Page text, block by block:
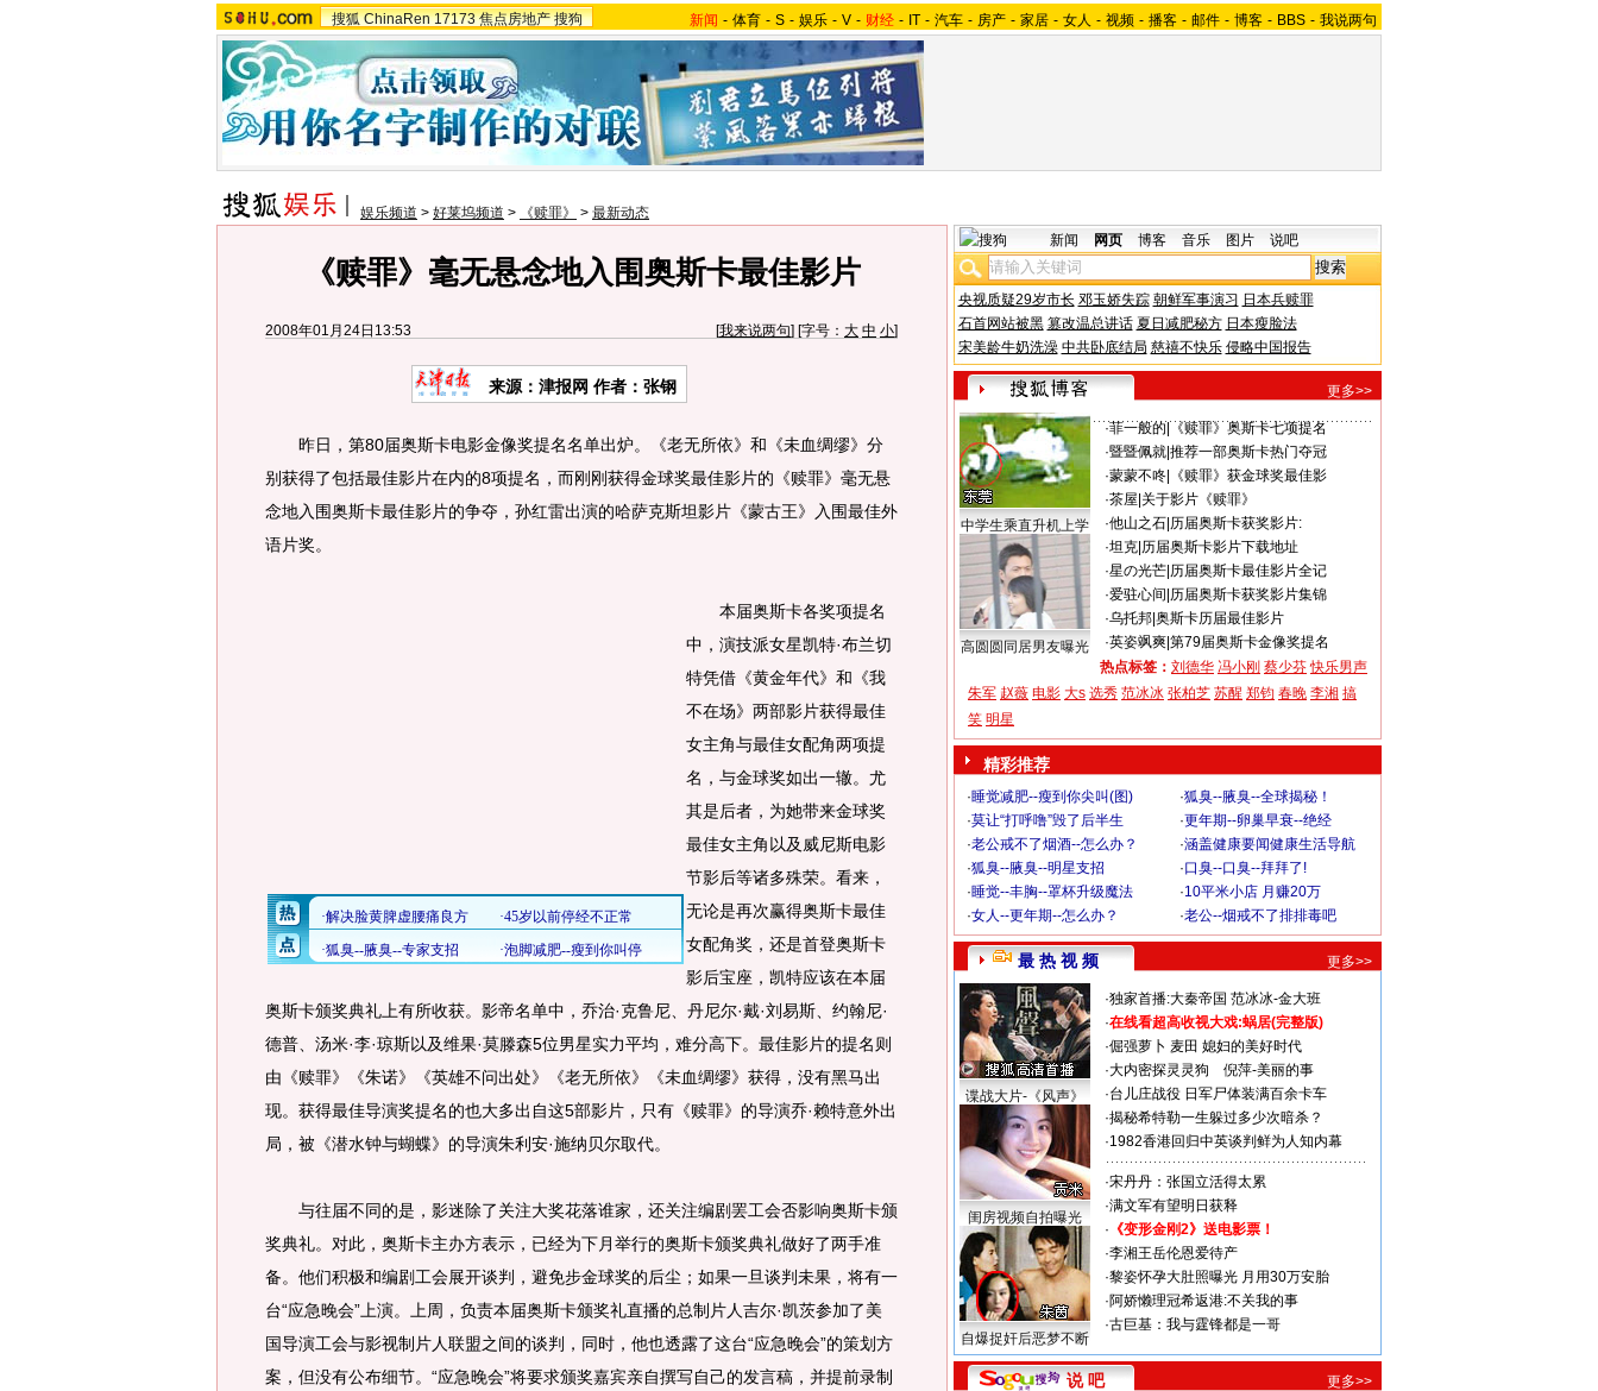
搜狐 ChinaRen 17173 焦点房地产 搜狗 新闻 - 体育 - S - 娱乐 - V - 财经 - IT - 汽车 - 房产 - 家居 - 女人 - 视频 - 播客 - 邮件 - 博客 - BBS - 我说两句
娱乐频道 > 好莱坞频道 > 《赎罪》 > 最新动态
《赎罪》毫无悬念地入围奥斯卡最佳影片
2008年01月24日13:53 [我来说两句] [字号： 大 中 小]
来源：津报网 作者：张钢
昨日，第80届奥斯卡电影金像奖提名名单出炉。《老无所依》和《未血绸缪》分
别获得了包括最佳影片在内的8项提名，而刚刚获得金球奖最佳影片的《赎罪》毫无悬
念地入围奥斯卡最佳影片的争夺，孙红雷出演的哈萨克斯坦影片《蒙古王》入围最佳外
语片奖。
本届奥斯卡各奖项提名
中，演技派女星凯特·布兰切
特凭借《黄金年代》和《我
不在场》两部影片获得最佳
女主角与最佳女配角两项提
名，与金球奖如出一辙。尤
其是后者，为她带来金球奖
最佳女主角以及威尼斯电影
节影后等诸多殊荣。看来，
无论是再次赢得奥斯卡最佳
女配角奖，还是首登奥斯卡
影后宝座，凯特应该在本届
奥斯卡颁奖典礼上有所收获。影帝名单中，乔治·克鲁尼、丹尼尔·戴·刘易斯、约翰尼·
德普、汤米·李·琼斯以及维果·莫滕森5位男星实力平均，难分高下。最佳影片的提名则
由《赎罪》《朱诺》《英雄不问出处》《老无所依》《未血绸缪》获得，没有黑马出
现。获得最佳导演奖提名的也大多出自这5部影片，只有《赎罪》的导演乔·赖特意外出
局，被《潜水钟与蝴蝶》的导演朱利安·施纳贝尔取代。
与往届不同的是，影迷除了关注大奖花落谁家，还关注编剧罢工会否影响奥斯卡颁
奖典礼。对此，奥斯卡主办方表示，已经为下月举行的奥斯卡颁奖典礼做好了两手准
备。他们积极和编剧工会展开谈判，避免步金球奖的后尘；如果一旦谈判未果，将有一
台“应急晚会”上演。上周，负责本届奥斯卡颁奖礼直播的总制片人吉尔·凯茨参加了美
国导演工会与影视制片人联盟之间的谈判，同时，他也透露了这台“应急晚会”的策划方
案，但没有公布细节。“应急晚会”将要求颁奖嘉宾亲自撰写自己的发言稿，并提前录制
新闻 网页 博客 音乐 图片 说吧
央视质疑29岁市长 邓玉娇失踪 朝鲜军事演习 日本兵赎罪
石首网站被黑 篡改温总讲话 夏日减肥秘方 日本瘦脸法
宋美龄牛奶洗澡 中共卧底结局 慈禧不快乐 侵略中国报告
更多>>
中学生乘直升机上学
高圆圆同居男友曝光
·菲一般的
《赎罪》奥斯卡七项提名
·暨暨佩就| 推荐一部奥斯卡热门夺冠
·蒙蒙不咚|
《赎罪》获金球奖最佳影
·茶屋 关于影片《赎罪》
·他山之石| 历届奥斯卡获奖影片:
·坦克| 历届奥斯卡影片下载地址
·星の光芒| 历届奥斯卡最佳影片全记
·爱驻心间 历届奥斯卡获奖影片集锦
·乌托邦| 奥斯卡历届最佳影片
·英姿飒爽| 第79届奥斯卡金像奖提名
热点标签： 刘德华 冯小刚 蔡少芬 快乐男声
朱军 赵薇 电影 大s 选秀 范冰冰 张柏芝 苏醒 郑钧 春晚 李湘 搞
笑 明星
精彩推荐
·睡觉减肥--瘦到你尖叫(图) ·狐臭--腋臭--全球揭秘！
·莫让“打呼噜”毁了后半生 ·更年期--卵巢早衰--绝经
·老公戒不了烟酒--怎么办？ ·涵盖健康要闻健康生活导航
·狐臭--腋臭--明星支招 ·口臭--口臭--拜拜了!
·睡觉--丰胸--罩杯升级魔法 ·10平米小店 月赚20万
·女人--更年期--怎么办？ ·老公--烟戒不了排排毒吧
最 热 视 频 更多>>
谍战大片-《风声》
闺房视频自拍曝光
自爆捉奸后恶梦不断
·独家首播:大秦帝国 范冰冰-金大班
·在线看超高收视大戏:蜗居(完整版)
·倔强萝卜 麦田 媳妇的美好时代
·大内密探灵灵狗
倪萍-美丽的事
·台儿庄战役 日军尸体装满百余卡车
·揭秘希特勒一生躲过多少次暗杀？
·1982香港回归中英谈判鲜为人知内幕
·宋丹丹：张国立活得太累
·满文军有望明日获释
· 《变形金刚2》送电影票！
·李湘王岳伦恩爱待产
·黎姿怀孕大肚照曝光 月用30万安胎
·阿娇懒理冠希返港:不关我的事
·古巨基：我与霆锋都是一哥
说 吧 更多>>